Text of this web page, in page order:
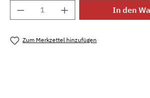
Produkt Anzahl: Gib den
In den
Zum Merkzettel hinzufügen